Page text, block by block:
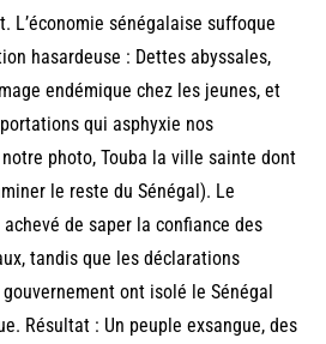
L’économie sénégalaise suffoque
hasardeuse : Dettes abyssales,
endémique chez les jeunes, et
qui asphyxie nos
photo, Touba la ville sainte dont
le reste du Sénégal). Le
de saper la confiance des
tandis que les déclarations
ont isolé le Sénégal
Résultat : Un peuple exsangue, des